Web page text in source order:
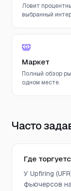
Ловит
выбранный
Маркет
Полный обзор
одном месте.
Часто
Где
У Upfiring
фьючерсов